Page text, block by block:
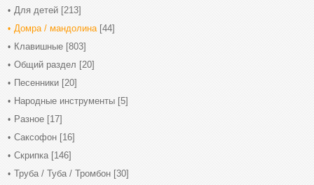
Для детей [213]
Домра / мандолина [44]
Клавишные [803]
Общий раздел [20]
Песенники [20]
Народные инструменты [5]
Разное [17]
Саксофон [16]
Скрипка [146]
Труба / Туба / Тромбон [30]